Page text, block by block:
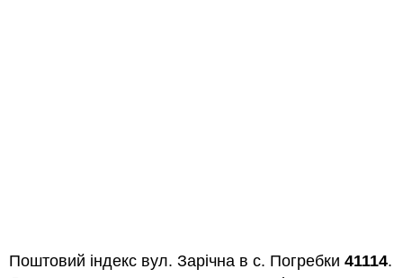
Поштовий індекс вул. Зарічна в с. Погребки 41114.